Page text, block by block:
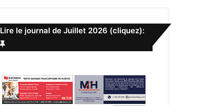
c
h
:
Lire le journal de Juillet 2026 (cliquez):